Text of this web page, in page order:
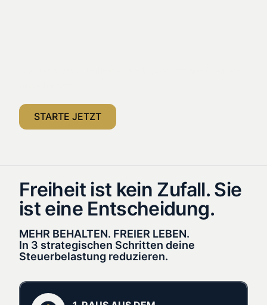
STARTE JETZT
Freiheit ist kein Zufall. Sie
ist eine Entscheidung.
MEHR BEHALTEN. FREIER LEBEN.
In 3 strategischen Schritten deine
Steuerbelastung reduzieren.